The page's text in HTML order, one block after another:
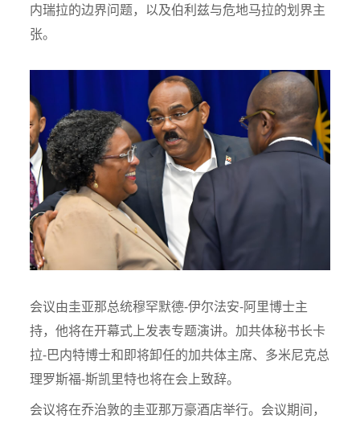
内瑞拉的边界问题，以及伯利兹与危地马拉的划界主
张。
会议由圭亚那总统穆罕默德-伊尔法安-阿里博士主
持，他将在开幕式上发表专题演讲。加共体秘书长卡
拉-巴内特博士和即将卸任的加共体主席、多米尼克总
理罗斯福-斯凯里特也将在会上致辞。
会议将在乔治敦的圭亚那万豪酒店举行。会议期间，